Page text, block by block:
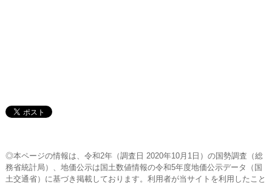
◎本ページの情報は、令和2年（調査日 2020年10月1日）の国勢調査（総
務省統計局）、地価公示は国土数値情報の令和5年度地価公示データ（国
土交通省）に基づき掲載しております。利用者が当サイトを利用したこと